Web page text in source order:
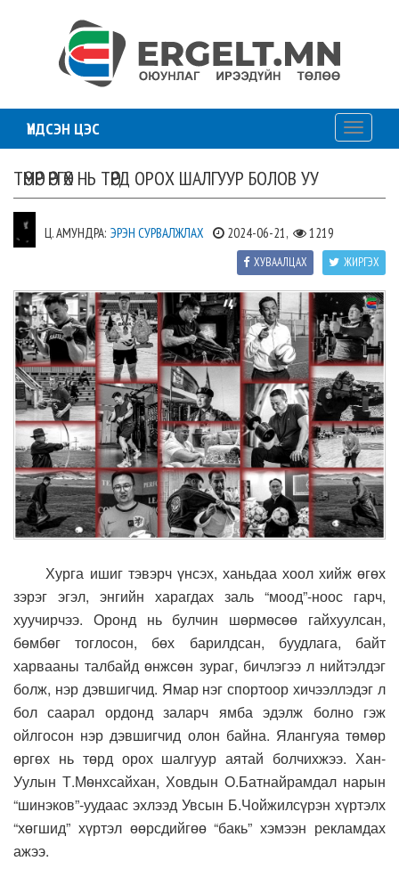
ҮНДСЭН ЦЭС
Toggle
ТӨМӨР ӨРГӨХ НЬ ТӨРД ОРОХ ШАЛГУУР БОЛОВ УУ
Ц. АМУНДРА: ЭРЭН СУРВАЛЖЛАХ 2024-06-21, 1219
ЖИРГЭХ
ХУВААЛЦАХ
Хурга ишиг тэвэрч үнсэх, ханьдаа хоол хийж өгөх
зэрэг эгэл, энгийн харагдах заль “моод”-ноос гарч,
хуучирчээ. Оронд нь булчин шөрмөсөө гайхуулсан,
бөмбөг тоглосон, бөх барилдсан, буудлага, байт
харвааны талбайд өнжсөн зураг, бичлэгээ л нийтэлдэг
болж, нэр дэвшигчид. Ямар нэг спортоор хичээллэдэг л
бол саарал ордонд заларч ямба эдэлж болно гэж
ойлгосон нэр дэвшигчид олон байна. Ялангуяа төмөр
өргөх нь төрд орох шалгуур аятай болчихжээ. Хан-
Уулын Т.Мөнхсайхан, Ховдын О.Батнайрамдал нарын
“шинэков”-уудаас эхлээд Увсын Б.Чойжилсүрэн хүртэлх
“хөгшид” хүртэл өөрсдийгөө “бакь” хэмээн рекламдах
ажээ.